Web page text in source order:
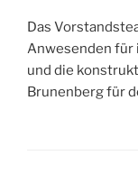
Das
Anwesenden für
und die
Brunenberg für